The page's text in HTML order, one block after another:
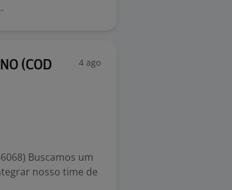
(COD
4 ago
Buscamos um
nosso time de